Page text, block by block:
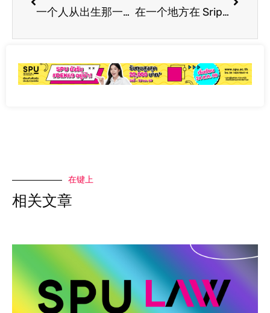
一个人从出生那一年开始的年龄是多少？ 在一个地方在 Sripatum 大学学习，可以免费使用全国 5 所一流大学的图书馆。
在键上
相关文章